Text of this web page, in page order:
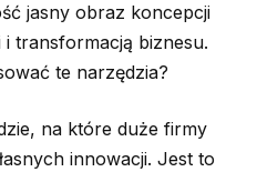
jasny obraz koncepcji
transformacją biznesu.
te narzędzia?
na które duże firmy
innowacji. Jest to